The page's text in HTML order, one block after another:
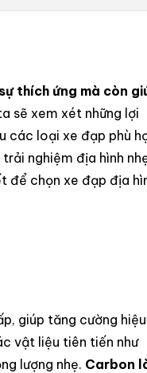
thích ứng mà còn
sẽ xem xét những lợi
các loại xe đạp phù
nghiệm địa hình
để chọn xe đạp địa
giúp tăng cường hiệu
vật liệu tiên tiến như
lượng nhẹ. Carbon